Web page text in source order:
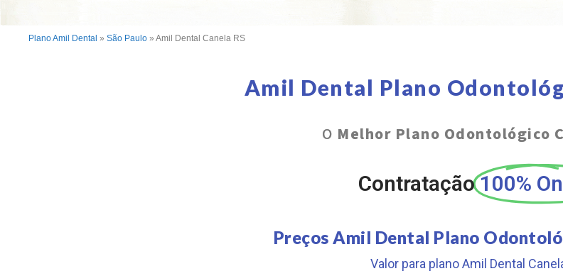
Plano Amil Dental » São Paulo » Amil Dental Canela RS
Amil Dental Plano
O Melhor Plano Odontológico
Contratação 100%
Preços Amil Dental Plano
Valor para plano Amil Dental